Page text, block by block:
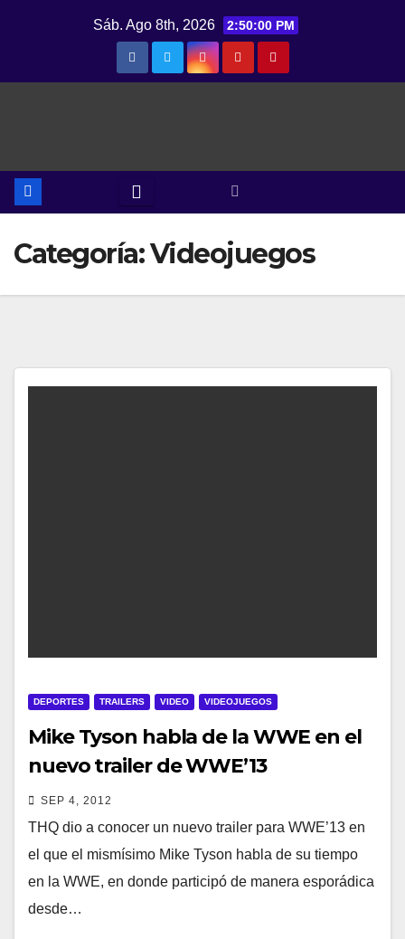
Sáb. Ago 8th, 2026 2:50:01 PM
Categoría:Videojuegos
DEPORTES TRAILERS VIDEO VIDEOJUEGOS
Mike Tyson habla de la WWE en el
nuevo trailer de WWE’13
SEP 4, 2012
THQ dio a conocer un nuevo trailer para WWE’13 en
el que el mismísimo Mike Tyson habla de su tiempo
en la WWE, en donde participó de manera esporádica
desde…